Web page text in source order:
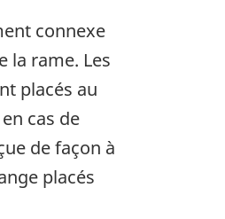
connexe
la rame. Les
placés au
cas de
de façon à
placés